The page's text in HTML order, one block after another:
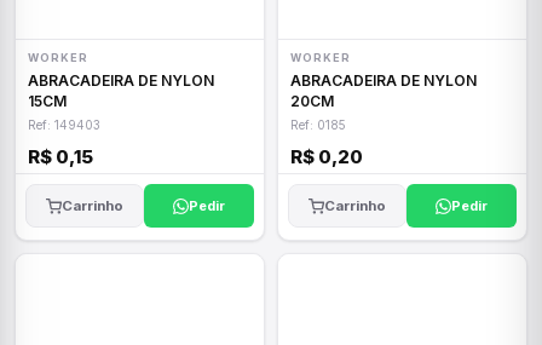
WORKER
ABRACADEIRA DE NYLON
15CM
Ref: 149403
R$ 0,15
Carrinho Pedir
WORKER
ABRACADEIRA DE NYLON
20CM
Ref: 0185
R$ 0,20
Carrinho Pedir